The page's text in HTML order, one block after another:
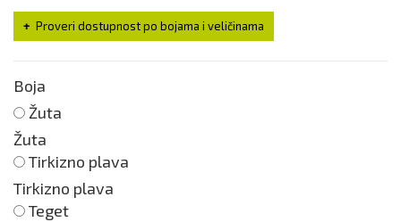
Proveri dostupnost po bojama i veličinama
Boja
Žuta
Žuta
Tirkizno plava
Tirkizno plava
Teget